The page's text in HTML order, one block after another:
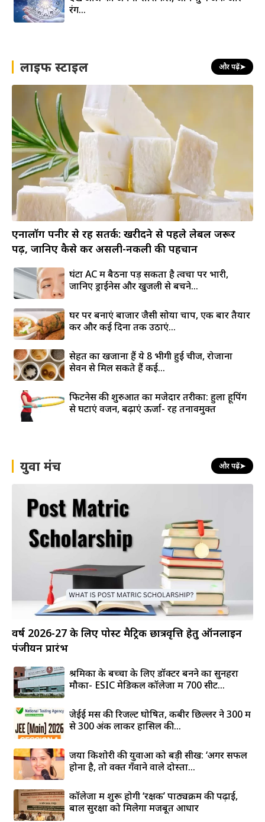
रंग…
लाइफ स्टाइल और पढ़ें➤
एनालॉग पनीर से रहें सतर्क: खरीदने से पहले लेबल जरूर
पढ़ें, जानिए कैसे करें असली-नकली की पहचान
घंटों AC में बैठना पड़ सकता है त्वचा पर भारी,
जानिए ड्राईनेस और खुजली से बचने...
घर पर बनाएं बाजार जैसी सोया चाप, एक बार तैयार
करें और कई दिनों तक उठाएं...
सेहत का खजाना हैं ये 8 भीगी हुई चीजें, रोजाना
सेवन से मिल सकते हैं कई...
फिटनेस की शुरुआत का मजेदार तरीका: हुला हूपिंग
से घटाएं वजन, बढ़ाएं ऊर्जा- रहें तनावमुक्त
युवा मंच और पढ़ें➤
वर्ष 2026-27 के लिए पोस्ट मैट्रिक छात्रवृत्ति हेतु ऑनलाइन
पंजीयन प्रारंभ
श्रमिकों के बच्चों के लिए डॉक्टर बनने का सुनहरा
मौका- ESIC मेडिकल कॉलेजों में 700 सीटें...
जेईई मेंस की रिजल्ट घोषित, कबीर छिल्लर ने 300 में
से 300 अंक लाकर हासिल की...
जया किशोरी की युवाओं को बड़ी सीख: ‘अगर सफल
होना है, तो वक्त गँवाने वाले दोस्तों...
कॉलेजों में शुरू होगी ‘रक्षक’ पाठ्यक्रम की पढ़ाई,
बाल सुरक्षा को मिलेगा मजबूत आधार